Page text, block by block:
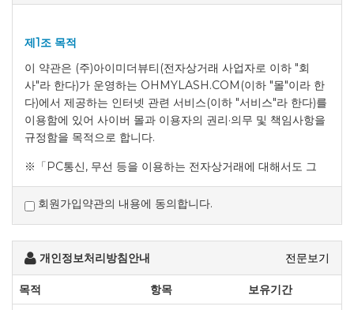
제1조 목적
이 약관은 (주)아이미더뷰티(전자상거래 사업자로 이하 "회
사"라 한다)가 운영하는 OHMYLASH.COM(이하 "몰"이라 한
다)에서 제공하는 인터넷 관련 서비스(이하 "서비스"라 한다)를
이용함에 있어 사이버 몰과 이용자의 권리·의무 및 책임사항을
규정함을 목적으로 합니다.
※「PC통신, 무선 등을 이용하는 전자상거래에 대해서도 그
성질에 반하지 않는 한 이 약관을 준용합니다.」
제2조 정의
"몰" 이란 "회사"가 재화 또는 용역(이하 "재화 등" 이라
함)을 이용자에게 제공하기 위하여 컴퓨터등
정보통신설비를 이용하여 재화 등을 거래할 수 있도록
설정한 가상의 영업장을 말하며, 아울러 사이버몰을
회원가입약관의 내용에 동의합니다.
전문보기
개인정보처리방침안내
목적 항목 보유기간